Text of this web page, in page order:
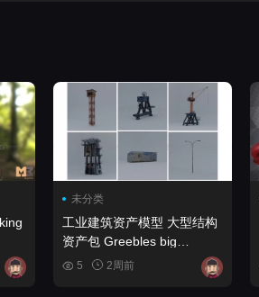
未分类
工业建筑资产模型 大型结构
资产包 Greebles big
structure assets pack
5 2周前